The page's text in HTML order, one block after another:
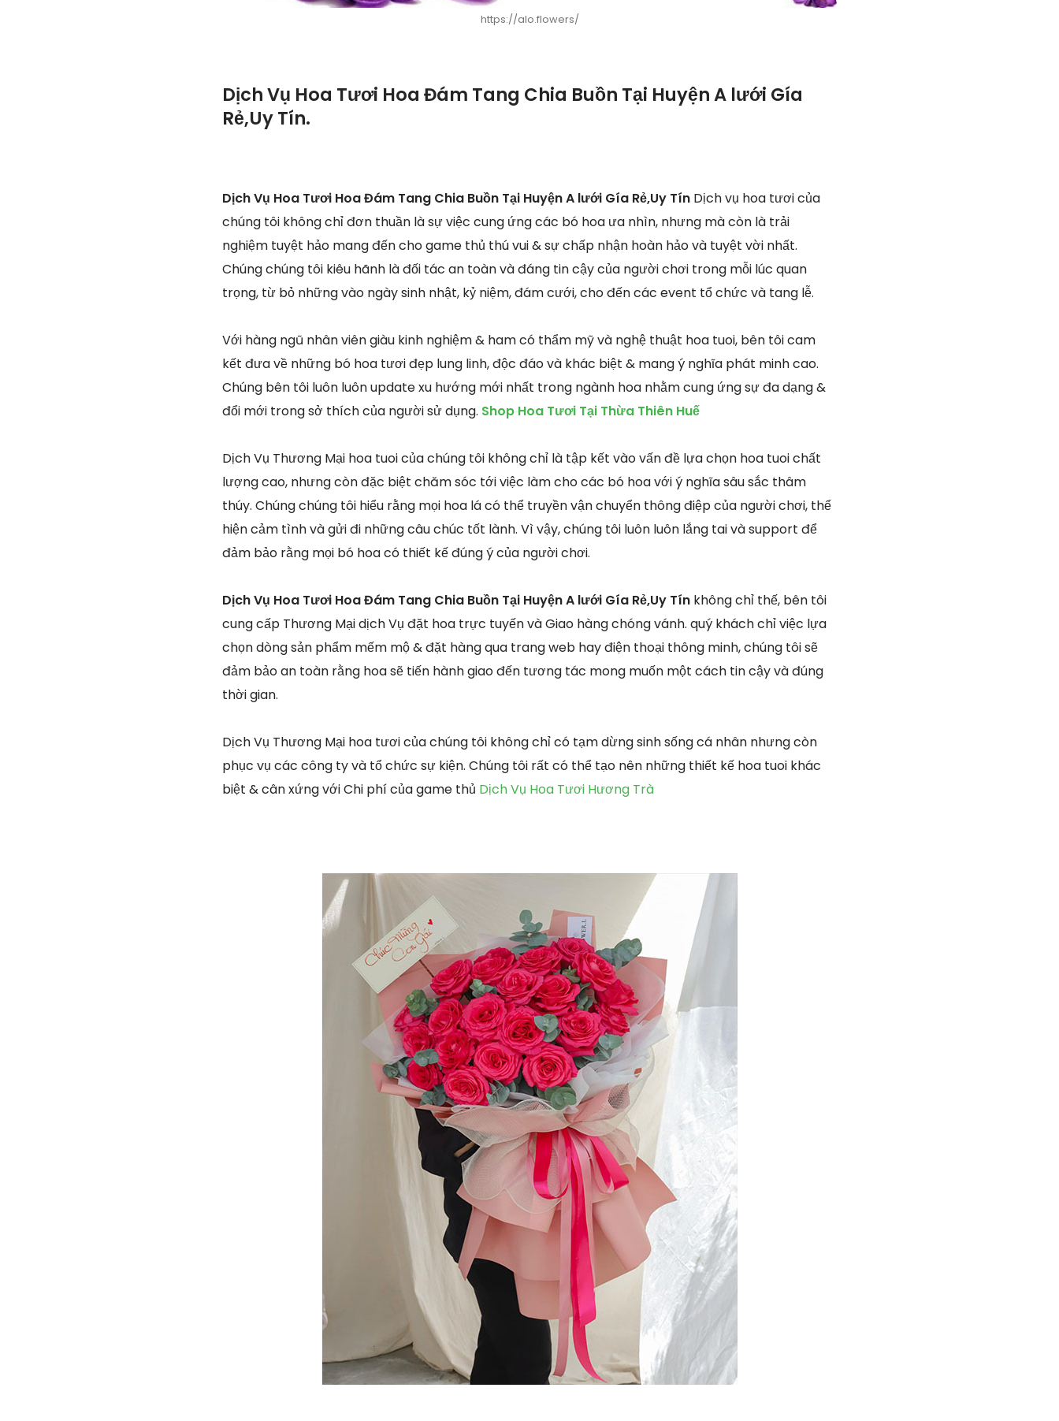
https://alo.flowers/
Dịch Vụ Hoa Tươi Hoa Đám Tang Chia Buồn Tại Huyện A lưới Gía
Rẻ,Uy Tín.
Dịch Vụ Hoa Tươi Hoa Đám Tang Chia Buồn Tại Huyện A lưới Gía Rẻ,Uy Tín Dịch vụ hoa tươi của
chúng tôi không chỉ đơn thuần là sự việc cung ứng các bó hoa ưa nhìn, nhưng mà còn là trải
nghiệm tuyệt hảo mang đến cho game thủ thú vui & sự chấp nhận hoàn hảo và tuyệt vời nhất.
Chúng chúng tôi kiêu hãnh là đối tác an toàn và đáng tin cậy của người chơi trong mỗi lúc quan
trọng, từ bỏ những vào ngày sinh nhật, kỷ niệm, đám cưới, cho đến các event tổ chức và tang lễ.
Với hàng ngũ nhân viên giàu kinh nghiệm & ham có thẩm mỹ và nghệ thuật hoa tuoi, bên tôi cam
kết đưa về những bó hoa tươi đẹp lung linh, độc đáo và khác biệt & mang ý nghĩa phát minh cao.
Chúng bên tôi luôn luôn update xu hướng mới nhất trong ngành hoa nhằm cung ứng sự đa dạng &
đổi mới trong sở thích của người sử dụng. Shop Hoa Tươi Tại Thừa Thiên Huế
Dịch Vụ Thương Mại hoa tuoi của chúng tôi không chỉ là tập kết vào vấn đề lựa chọn hoa tuoi chất
lượng cao, nhưng còn đặc biệt chăm sóc tới việc làm cho các bó hoa với ý nghĩa sâu sắc thâm
thúy. Chúng chúng tôi hiểu rằng mọi hoa lá có thể truyền vận chuyển thông điệp của người chơi, thể
hiện cảm tình và gửi đi những câu chúc tốt lành. Vì vậy, chúng tôi luôn luôn lắng tai và support để
đảm bảo rằng mọi bó hoa có thiết kế đúng ý của người chơi.
Dịch Vụ Hoa Tươi Hoa Đám Tang Chia Buồn Tại Huyện A lưới Gía Rẻ,Uy Tín không chỉ thế, bên tôi
cung cấp Thương Mại dịch Vụ đặt hoa trực tuyến và Giao hàng chóng vánh. quý khách chỉ việc lựa
chọn dòng sản phẩm mếm mộ & đặt hàng qua trang web hay điện thoại thông minh, chúng tôi sẽ
đảm bảo an toàn rằng hoa sẽ tiến hành giao đến tương tác mong muốn một cách tin cậy và đúng
thời gian.
Dịch Vụ Thương Mại hoa tươi của chúng tôi không chỉ có tạm dừng sinh sống cá nhân nhưng còn
phục vụ các công ty và tổ chức sự kiện. Chúng tôi rất có thể tạo nên những thiết kế hoa tuoi khác
biệt & cân xứng với Chi phí của game thủ Dịch Vụ Hoa Tươi Hương Trà